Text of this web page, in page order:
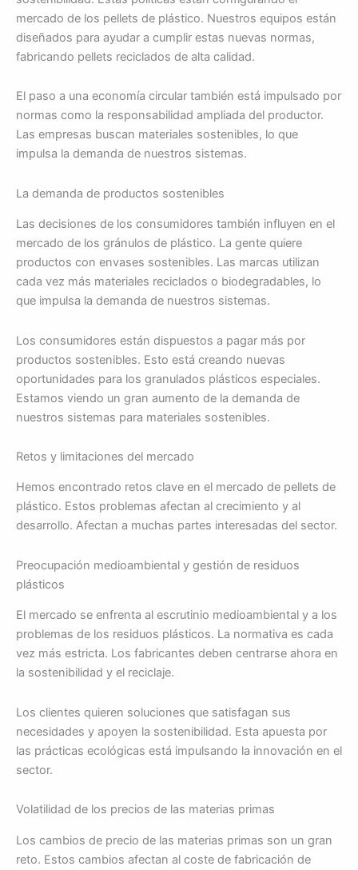
mercado de los pellets de plástico. Nuestros equipos están
diseñados para ayudar a cumplir estas nuevas normas,
fabricando pellets reciclados de alta calidad.
El paso a una economía circular también está impulsado por
normas como la responsabilidad ampliada del productor.
Las empresas buscan materiales sostenibles, lo que
impulsa la demanda de nuestros sistemas.
La demanda de productos sostenibles
Las decisiones de los consumidores también influyen en el
mercado de los gránulos de plástico. La gente quiere
productos con envases sostenibles. Las marcas utilizan
cada vez más materiales reciclados o biodegradables, lo
que impulsa la demanda de nuestros sistemas.
Los consumidores están dispuestos a pagar más por
productos sostenibles. Esto está creando nuevas
oportunidades para los granulados plásticos especiales.
Estamos viendo un gran aumento de la demanda de
nuestros sistemas para materiales sostenibles.
Retos y limitaciones del mercado
Hemos encontrado retos clave en el mercado de pellets de
plástico. Estos problemas afectan al crecimiento y al
desarrollo. Afectan a muchas partes interesadas del sector.
Preocupación medioambiental y gestión de residuos
plásticos
El mercado se enfrenta al escrutinio medioambiental y a los
problemas de los residuos plásticos. La normativa es cada
vez más estricta. Los fabricantes deben centrarse ahora en
la sostenibilidad y el reciclaje.
Los clientes quieren soluciones que satisfagan sus
necesidades y apoyen la sostenibilidad. Esta apuesta por
las prácticas ecológicas está impulsando la innovación en el
sector.
Volatilidad de los precios de las materias primas
Los cambios de precio de las materias primas son un gran
reto. Estos cambios afectan al coste de fabricación de